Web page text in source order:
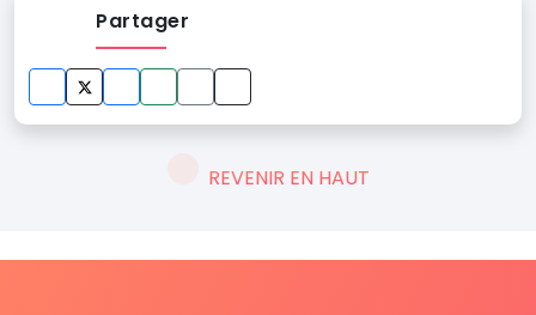
Partager
REVENIR EN HAUT